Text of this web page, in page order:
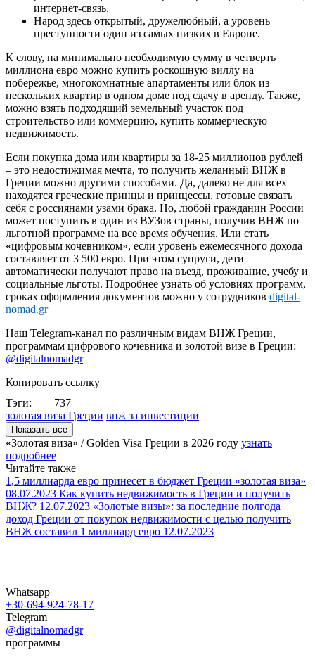
интернет-связь.
Народ здесь открытый, дружелюбный, а уровень
преступности один из самых низких в Европе.
К слову, на минимально необходимую сумму в четверть
миллиона евро можно купить роскошную виллу на
побережье, многокомнатные апартаменты или блок из
нескольких квартир в одном доме под сдачу в аренду. Также,
можно взять подходящий земельный участок под
строительство или коммерцию, купить коммерческую
недвижимость.
Если покупка дома или квартиры за 18-25 миллионов рублей
– это недостижимая мечта, то получить желанный ВНЖ в
Греции можно другими способами. Да, далеко не для всех
находятся греческие принцы и принцессы, готовые связать
себя с россиянами узами брака. Но, любой гражданин России
может поступить в один из ВУЗов страны, получив ВНЖ по
льготной программе на все время обучения. Или стать
«цифровым кочевником», если уровень ежемесячного дохода
составляет от 3 500 евро. При этом супруги, дети
автоматически получают право на въезд, проживание, учебу и
социальные льготы. Подробнее узнать об условиях программ,
сроках оформления документов можно у сотрудников digital-
nomad.gr
Наш Telegram-канал по различным видам ВНЖ Греции,
программам цифрового кочевника и золотой визе в Греции:
@digitalnomadgr
Копировать ссылку
Тэги:
737
золотая виза Греции внж за инвестиции
Показать все
«Золотая виза» / Golden Visa Греции в 2026 году узнать
подробнее
Читайте также
1,5 миллиарда евро принесет в бюджет Греции «золотая виза»
08.07.2023 Как купить недвижимость в Греции и получить
ВНЖ? 12.07.2023 «Золотые визы»: за последние полгода
доход Греции от покупок недвижимости с целью получить
ВНЖ составил 1 миллиард евро 12.07.2023
Whatsapp
+30-694-924-78-17
Telegram
@digitalnomadgr
программы